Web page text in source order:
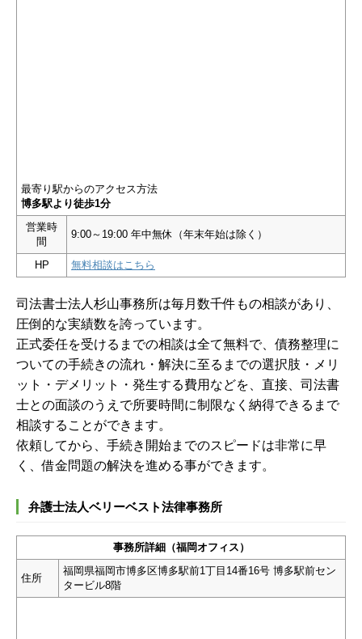
最寄り駅からのアクセス方法
博多駅より徒歩1分
営業時
間
9:00～19:00 年中無休（年末年始は除く）
HP 無料相談はこちら
司法書士法人杉山事務所は毎月数千件もの相談があり、
圧倒的な実績数を誇っています。
正式委任を受けるまでの相談は全て無料で、債務整理に
ついての手続きの流れ・解決に至るまでの選択肢・メリ
ット・デメリット・発生する費用などを、直接、司法書
士との面談のうえで所要時間に制限なく納得できるまで
相談することができます。
依頼してから、手続き開始までのスピードは非常に早
く、借金問題の解決を進める事ができます。
弁護士法人ベリーベスト法律事務所
事務所詳細（福岡オフィス）
住所
福岡県福岡市博多区博多駅前1丁目14番16号 博多駅前セン
タービル8階